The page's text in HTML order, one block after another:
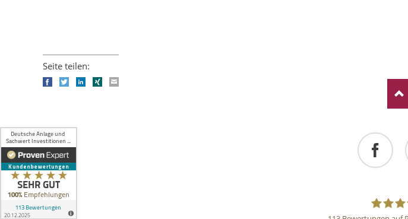
Seite teilen:
FacebookTwitterLinkedIn
Xing